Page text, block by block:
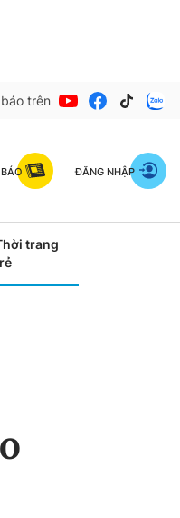
trên
ĐĂNG NHẬP
trang